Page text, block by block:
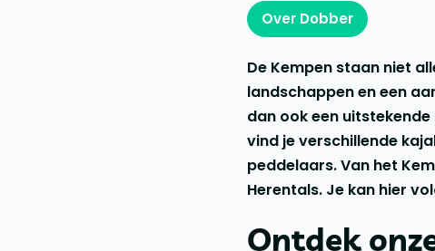
Over Dobber
De Kempen staan niet
landschappen en een
dan ook een
vind je verschillende
peddelaars. Van het
Herentals. Je kan hier
Ontdek